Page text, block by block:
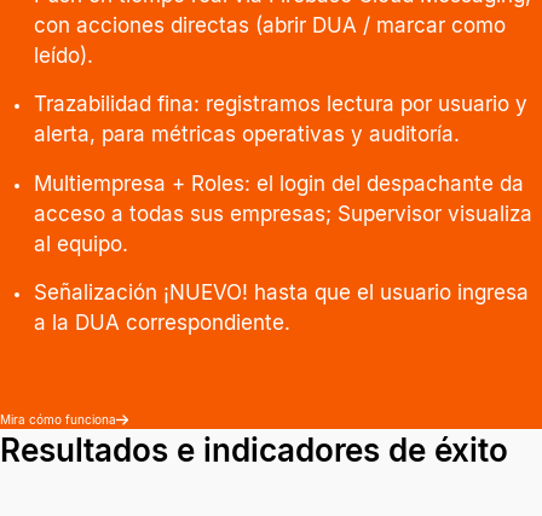
con acciones directas (abrir DUA / marcar como
leído).
Trazabilidad fina: registramos lectura por usuario y
alerta, para métricas operativas y auditoría.
Multiempresa + Roles: el login del despachante da
acceso a todas sus empresas; Supervisor visualiza
al equipo.
Señalización ¡NUEVO! hasta que el usuario ingresa
a la DUA correspondiente.
Mira cómo funciona
Resultados e indicadores de éxito